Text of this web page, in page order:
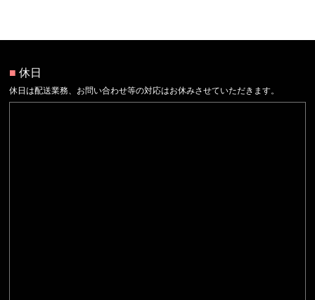
■ 休日
休日は配送業務、お問い合わせ等の対応はお休みさせていただきます。